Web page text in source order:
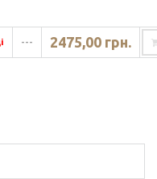
--- 2475,00 грн.